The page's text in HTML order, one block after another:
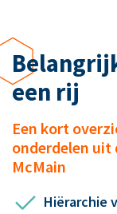
een rij
Een kort
onderdelen uit
McMain
Hiërarchie